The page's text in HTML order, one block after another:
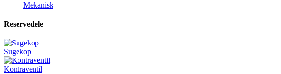
Mekanisk
Reservedele
Sugekop
Kontraventil